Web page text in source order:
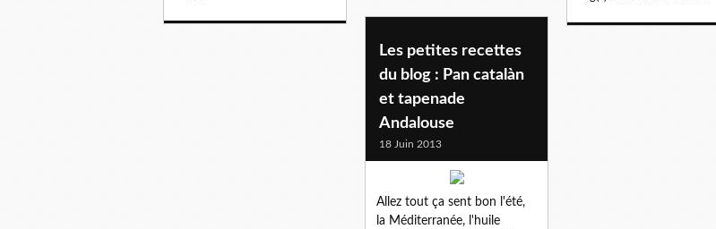
Les petites recettes
du blog : Pan catalàn
et tapenade
Andalouse
18 Juin 2013
Allez tout ça sent bon l'été,
la Méditerranée, l'huile